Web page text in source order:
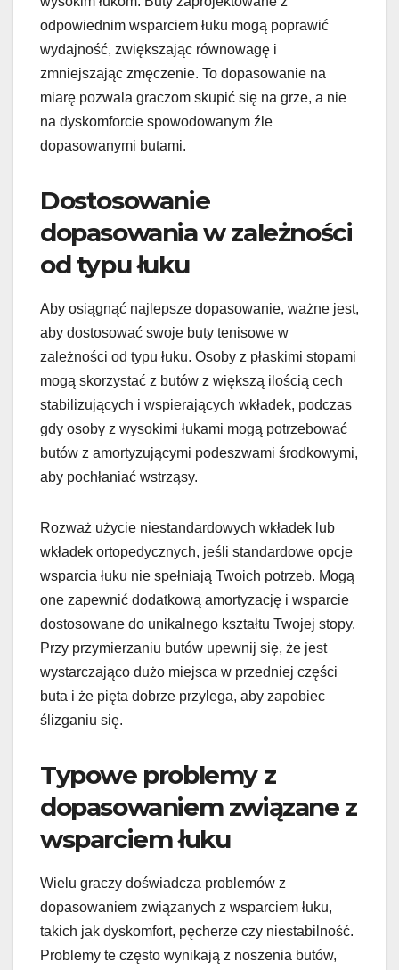
odpowiednim wsparciem łuku mogą poprawić
wydajność, zwiększając równowagę i
zmniejszając zmęczenie. To dopasowanie na
miarę pozwala graczom skupić się na grze, a nie
na dyskomforcie spowodowanym źle
dopasowanymi butami.
Dostosowanie
dopasowania w zależności
od typu łuku
Aby osiągnąć najlepsze dopasowanie, ważne jest,
aby dostosować swoje buty tenisowe w
zależności od typu łuku. Osoby z płaskimi stopami
mogą skorzystać z butów z większą ilością cech
stabilizujących i wspierających wkładek, podczas
gdy osoby z wysokimi łukami mogą potrzebować
butów z amortyzującymi podeszwami środkowymi,
aby pochłaniać wstrząsy.
Rozważ użycie niestandardowych wkładek lub
wkładek ortopedycznych, jeśli standardowe opcje
wsparcia łuku nie spełniają Twoich potrzeb. Mogą
one zapewnić dodatkową amortyzację i wsparcie
dostosowane do unikalnego kształtu Twojej stopy.
Przy przymierzaniu butów upewnij się, że jest
wystarczająco dużo miejsca w przedniej części
buta i że pięta dobrze przylega, aby zapobiec
ślizganiu się.
Typowe problemy z
dopasowaniem związane z
wsparciem łuku
Wielu graczy doświadcza problemów z
dopasowaniem związanych z wsparciem łuku,
takich jak dyskomfort, pęcherze czy niestabilność.
Problemy te często wynikają z noszenia butów,